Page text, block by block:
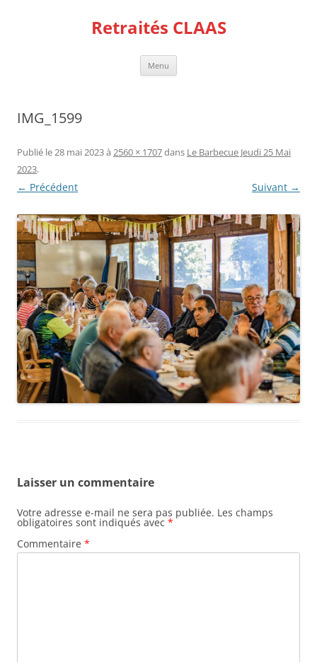
Retraités CLAAS
Menu
IMG_1599
Publié le28 mai 2023à 2560 × 1707dans Le Barbecue Jeudi 25 Mai
2023.
← Précédent Suivant →
Laisser un commentaire
Votre adresse e-mail ne sera pas publiée. Les champs
obligatoires sont indiqués avec *
Commentaire *